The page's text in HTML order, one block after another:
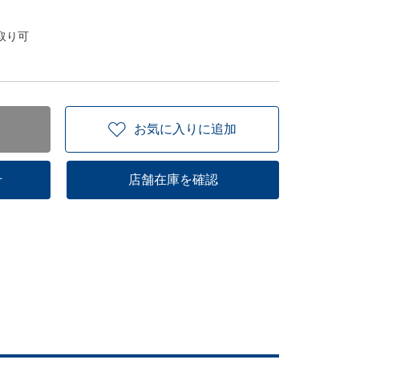
り可
お気に入りに追加
店舗在庫を確認